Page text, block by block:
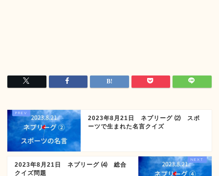
2023年8月21日 ネプリーグ ⑵ スポ
ーツで生まれた名言クイズ
2023年8月21日 ネプリーグ ⑷ 総合
クイズ問題